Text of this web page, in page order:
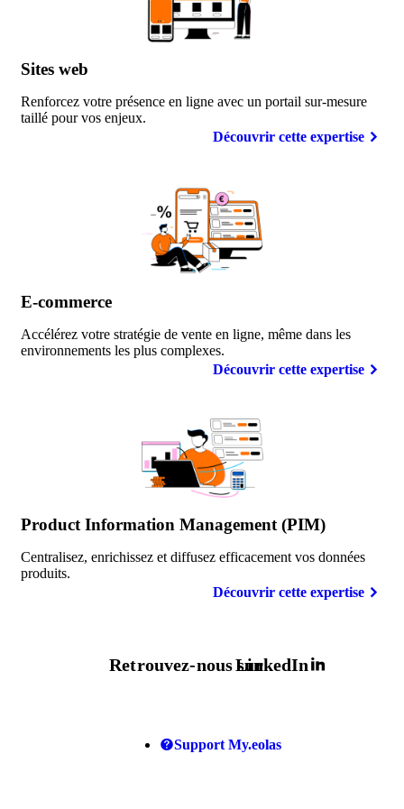
Sites web
Renforcez votre présence en ligne avec un portail sur-mesure
taillé pour vos enjeux.
Découvrir cette expertise
E-commerce
Accélérez votre stratégie de vente en ligne, même dans les
environnements les plus complexes.
Découvrir cette expertise
Product Information Management (PIM)
Centralisez, enrichissez et diffusez efficacement vos données
produits.
Découvrir cette expertise
Retrouvez-nous surLinkedIn
Support My.eolas